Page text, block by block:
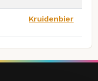
Kruidenbier